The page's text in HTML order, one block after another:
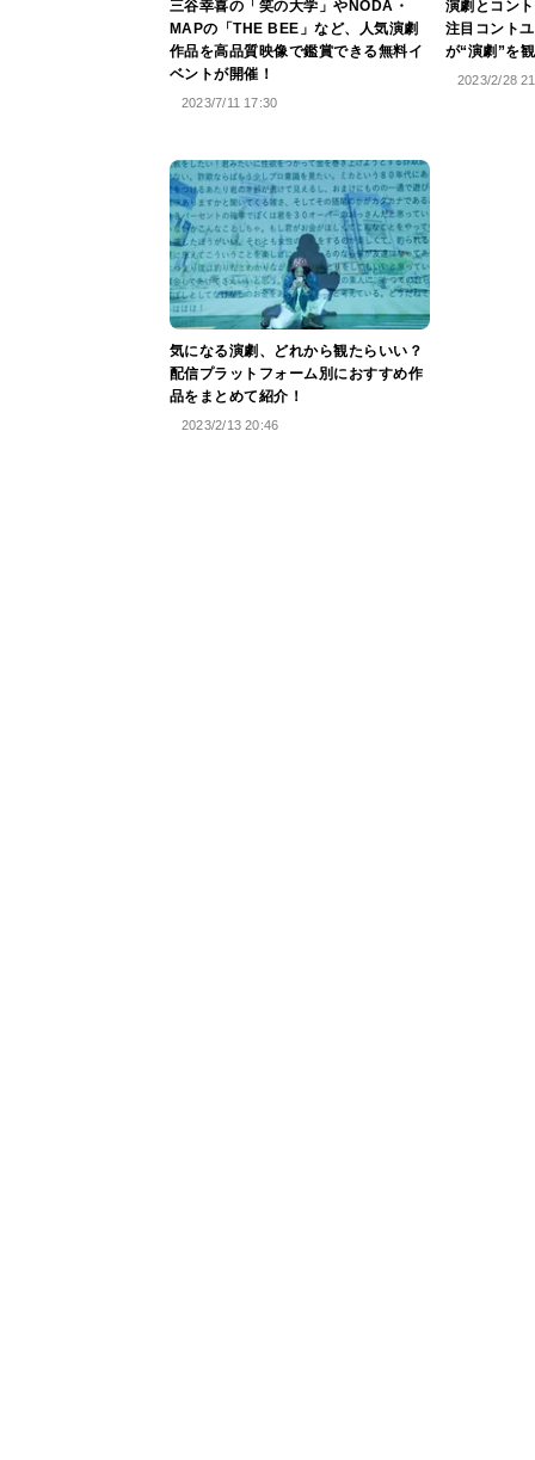
三谷幸喜の「笑の大学」やNODA・
MAPの「THE BEE」など、人気演劇
作品を高品質映像で鑑賞できる無料イ
ベントが開催！
2023/7/11 17:30
演劇とコン
注目コント
が“演劇”を
2023/2/28
気になる演劇、どれから観たらいい？
配信プラットフォーム別におすすめ作
品をまとめて紹介！
2023/2/13 20:46